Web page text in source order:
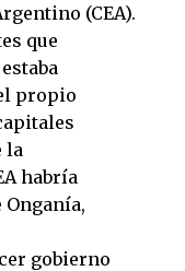
(CEA).
que
propio
la
habría
gobierno